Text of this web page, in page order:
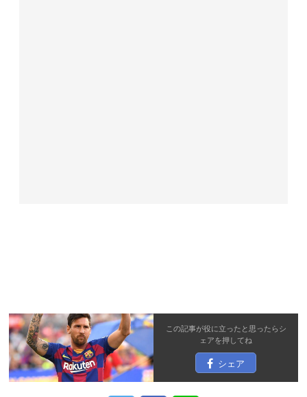
この記事が役に立ったと思ったらシ
ェアを押してね
シェア